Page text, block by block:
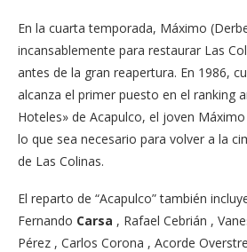
En la cuarta temporada, Máximo
incansablemente para restaurar Las
antes de la gran reapertura. En 1986,
alcanza el primer puesto en el ranking
Hoteles» de Acapulco, el joven
lo que sea necesario para volver a la
de Las Colinas.
El reparto de “Acapulco” también
Fernando Carsa , Rafael Cebrián ,
Pérez , Carlos Corona , Acorde